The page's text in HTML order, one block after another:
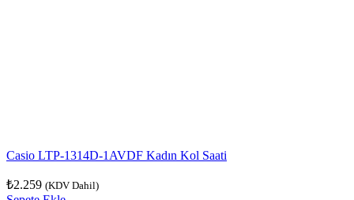
Casio LTP-1314D-1AVDF Kadın Kol Saati
₺2.259 (KDV Dahil)